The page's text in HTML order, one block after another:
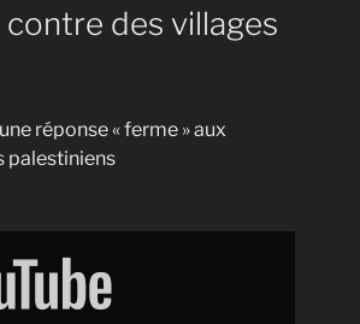
des villages
réponse « ferme » aux
palestiniens